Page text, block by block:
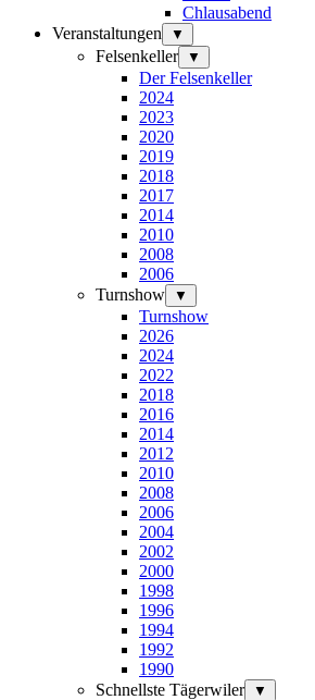
Chlausabend
Veranstaltungen
▼
Felsenkeller ▼
Der Felsenkeller
2024
2023
2020
2019
2018
2017
2014
2010
2008
2006
Turnshow
▼
Turnshow
2026
2024
2022
2018
2016
2014
2012
2010
2008
2006
2004
2002
2000
1998
1996
1994
1992
1990
Schnellste Tägerwiler
▼